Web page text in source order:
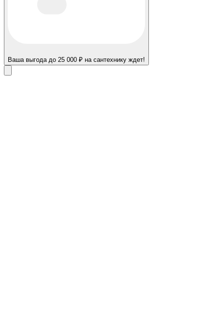
Ваша выгода до 25 000 ₽ на сантехнику ждет!